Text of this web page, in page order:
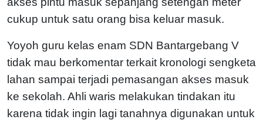
cukup untuk satu orang bisa keluar masuk.
Yoyoh guru kelas enam SDN Bantargebang V
tidak mau berkomentar terkait kronologi sengketa
lahan sampai terjadi pemasangan akses masuk
ke sekolah. Ahli waris melakukan tindakan itu
karena tidak ingin lagi tanahnya digunakan untuk